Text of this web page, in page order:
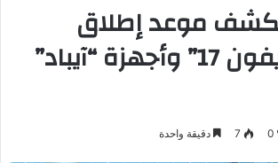
موعد إطلاق
هواتف “آيفون 17” وأجهزة “آيباد”
0
7 دقيقة واحدة